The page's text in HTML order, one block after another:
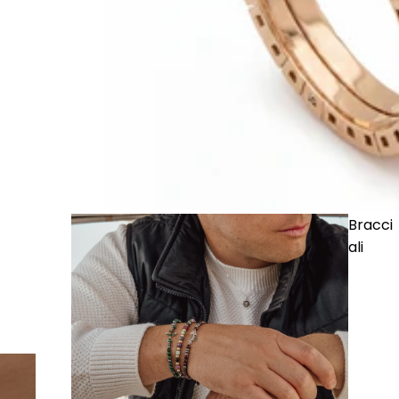
Bracci
ali
· Anello Serpente 02 in Oro e